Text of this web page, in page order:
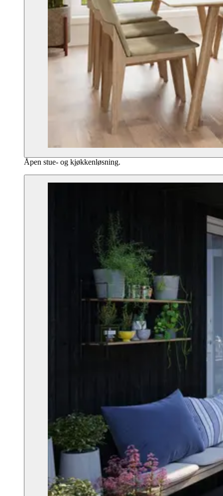
Åpen stue- og kjøkkenløsning.